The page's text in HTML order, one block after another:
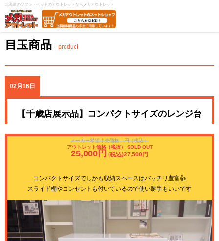
北海道のソファ・ベッドのアウトレットならメガアウトレット
目玉商品 product
02月16日
【千歳店展示品】コンパクトサイズのレンジ台
メーカー希望小売価格 円（税込）
アウトレット価格（税抜） SOLD OUT
25,000円 (税込)27,500円
コンパクトサイズでしかも収納スペースはバッチリ豊富👍
スライド棚やコンセントも付いているので使い勝手もいいです